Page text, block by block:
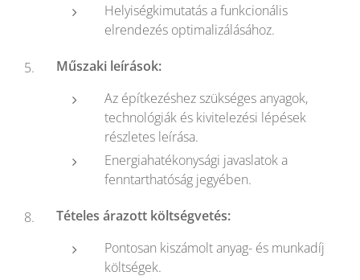
Helyiségkimutatás a funkcionális
elrendezés optimalizálásához.
Műszaki leírások:
Az építkezéshez szükséges anyagok,
technológiák és kivitelezési lépések
részletes leírása.
Energiahatékonysági javaslatok a
fenntarthatóság jegyében.
Tételes árazott költségvetés:
Pontosan kiszámolt anyag- és munkadíj
költségek.